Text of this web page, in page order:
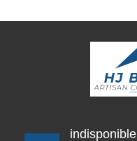
indisponible